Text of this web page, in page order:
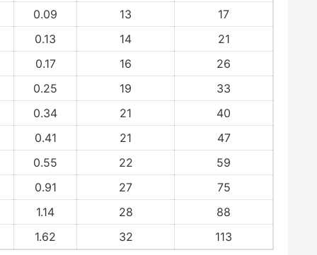
0.09 13
17
0.13 14
21
0.17 16
26
0.25 19
33
0.34 21
40
0.41 21
47
0.55 22
59
0.91 27
75
1.14 28
88
1.62 32 113